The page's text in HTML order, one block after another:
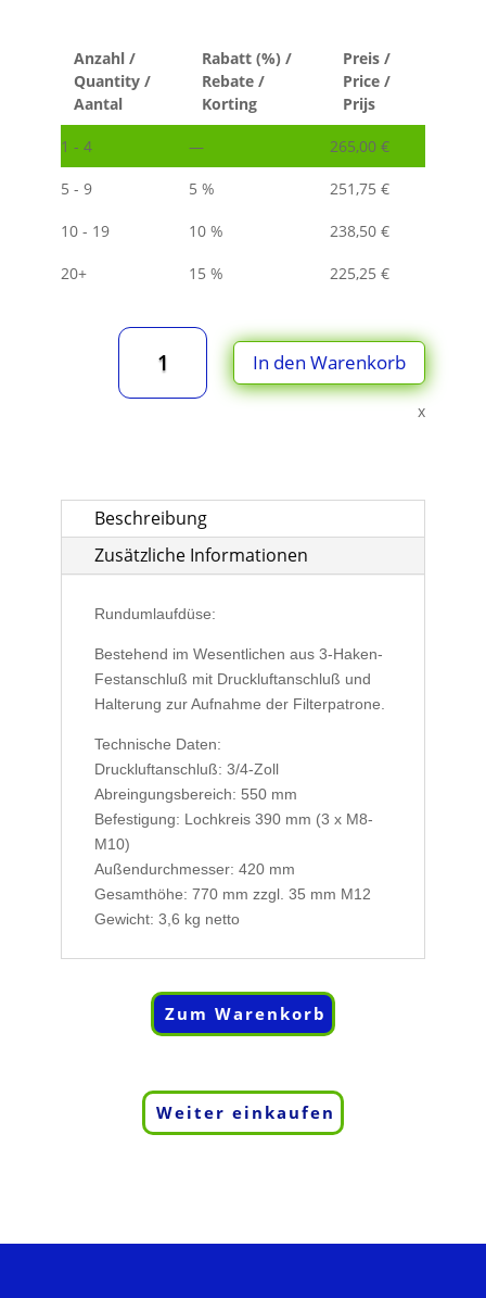
Anzahl /
Quantity /
Aantal
Rabatt (%) /
Rebate /
Korting
Preis /
Price /
Prijs
1 - 4 — 265,00 €
5 - 9 5 % 251,75 €
10 - 19 10 % 238,50 €
20+ 15 % 225,25 €
Rundumlaufdüse
Einzel-
x
600
mm
In den Warenkorb
x
Beschreibung
Zusätzliche Informationen
Rundumlaufdüse:
Bestehend im Wesentlichen aus 3-Haken-
Festanschluß mit Druckluftanschluß und
Halterung zur Aufnahme der Filterpatrone.
Technische Daten:
Druckluftanschluß: 3/4-Zoll
Abreingungsbereich: 550 mm
Befestigung: Lochkreis 390 mm (3 x M8-
M10)
Außendurchmesser: 420 mm
Gesamthöhe: 770 mm zzgl. 35 mm M12
Gewicht: 3,6 kg netto
Zum Warenkorb
Weiter einkaufen